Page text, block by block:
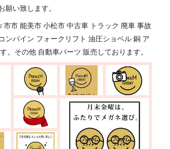
い致します。
市 能美市 小松市 中古車 トラック 廃車 事故
ンバイン フォークリフト 油圧ショベル 銅 ア
。その他 自動車パーツ 販売しております。